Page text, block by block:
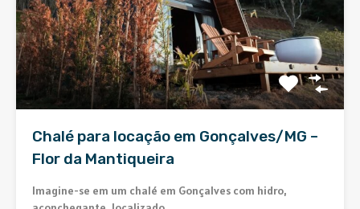
Chalé para locação em Gonçalves/MG –
Flor da Mantiqueira
Imagine-se em um chalé em Gonçalves com hidro,